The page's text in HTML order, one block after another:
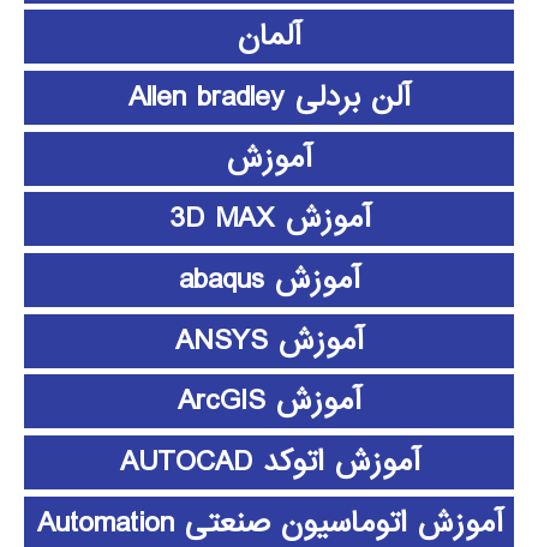
آلمان
آلن بردلی Allen bradley
آموزش
آموزش 3D MAX
آموزش abaqus
آموزش ANSYS
آموزش ArcGIS
آموزش اتوکد AUTOCAD
آموزش اتوماسیون صنعتی Automation